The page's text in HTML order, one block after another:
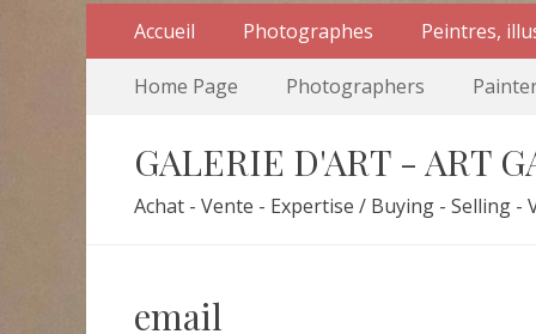
Menu
primaire
contenu
Accueil Photographes Peintres,
Menu
Home Page Photographers
GALERIE D'ART - ART
Achat - Vente - Expertise / Buying - Selling -
email